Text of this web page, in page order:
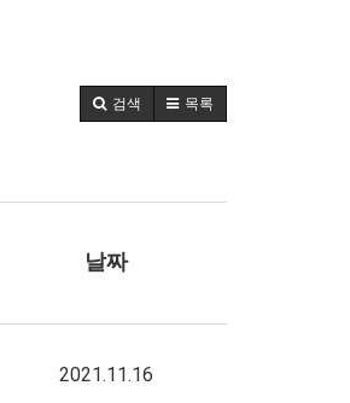
검색 목록
날짜
2021.11.16